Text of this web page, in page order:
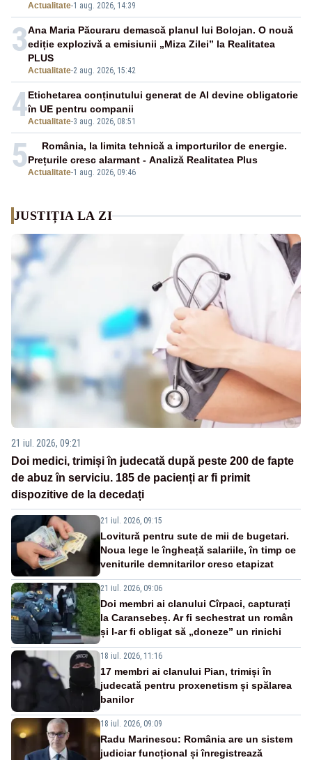
Actualitate-1 aug. 2026, 14:39
3
Actualitate-2 aug. 2026, 15:42
Ana Maria Păcuraru demască planul lui Bolojan. O nouă
ediție explozivă a emisiunii „Miza Zilei” la Realitatea
PLUS
4Actualitate-3 aug. 2026, 08:51
Etichetarea conținutului generat de AI devine obligatorie
în UE pentru companii
5Actualitate-1 aug. 2026, 09:46
România, la limita tehnică a importurilor de energie.
Prețurile cresc alarmant - Analiză Realitatea Plus
JUSTIȚIA LA ZI
21 iul. 2026, 09:21
Doi medici, trimiși în judecată după peste 200 de fapte
de abuz în serviciu. 185 de pacienți ar fi primit
dispozitive de la decedați
21 iul. 2026, 09:15
Lovitură pentru sute de mii de bugetari.
Noua lege le îngheață salariile, în timp ce
veniturile demnitarilor cresc etapizat
21 iul. 2026, 09:06
Doi membri ai clanului Cîrpaci, capturați
la Caransebeș. Ar fi sechestrat un român
și l-ar fi obligat să „doneze” un rinichi
18 iul. 2026, 11:16
17 membri ai clanului Pian, trimiși în
judecată pentru proxenetism și spălarea
banilor
18 iul. 2026, 09:09
Radu Marinescu: România are un sistem
judiciar funcțional și înregistrează